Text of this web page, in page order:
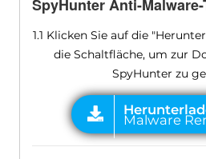
SpyHunter Anti-Malware-
1.1 Klicken Sie auf die
die Schaltfläche, um zur
SpyHunter zu